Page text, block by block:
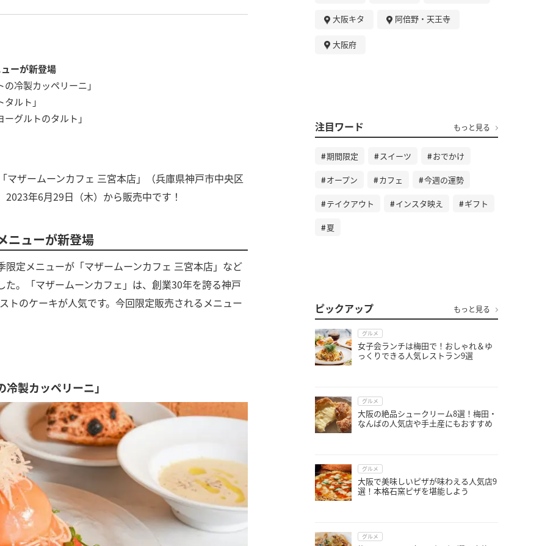
ーが新登場
冷製カッペリーニ」
ルト」
グルトのタルト」
ザームーンカフェ 三宮本店」（兵庫県神戸市中央区
年6月29日（木）から販売中です！
ニューが新登場
定メニューが「マザームーンカフェ 三宮本店」など
た。「マザームーンカフェ」は、創業30年を誇る神戸
トのケーキが人気です。今回限定販売されるメニュー
製カッペリーニ」
大阪キタ 阿倍野・天王寺
大阪府
注目ワード もっと見る
期間限定 スイーツ おでかけ
オープン カフェ 今週の運勢
テイクアウト インスタ映え ギフト
夏
ピックアップ もっと見る
グルメ
女子会ランチは梅田で！おしゃれ＆ゆ
っくりできる人気レストラン9選
グルメ
大阪の絶品シュークリーム8選！梅田・
なんばの人気店や手土産にもおすすめ
グルメ
大阪で美味しいピザが味わえる人気店9
選！本格石窯ピザを堪能しよう
グルメ